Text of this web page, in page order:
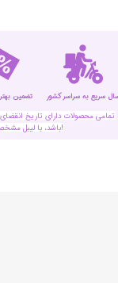
تمامی محصولات دارای تاریخ
باشد، با لیبل مشخص نمایش داده می شود و شامل تخفیف ویژه می گردد!
تضمین سریع به سراسر کشور